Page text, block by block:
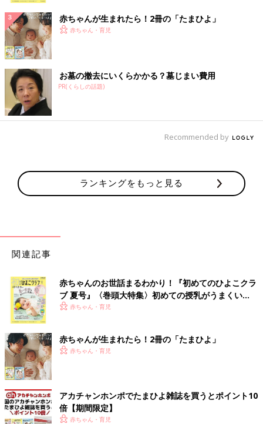
赤ちゃんが生まれたら！2冊の「たまひよ」
赤ちゃん・育児
お墓の撤去にいくらかかる？墓じまい費用
PR(くらしの話題)
Recommended by
ランキングをもっと見る
関連記事
赤ちゃんのお世話まるわかり！『初めてのひよこクラ
ブ 夏号』〈巻頭大特集〉初めての授乳がうまくい
く！ おっぱい・ミルクの基本と夏のトラブル 解決テ
赤ちゃん・育児
赤ちゃんが生まれたら！2冊の「たまひよ」
赤ちゃん・育児
アカチャンホンポでたまひよ雑誌を買うとポイント10
倍【期間限定】
赤ちゃん・育児